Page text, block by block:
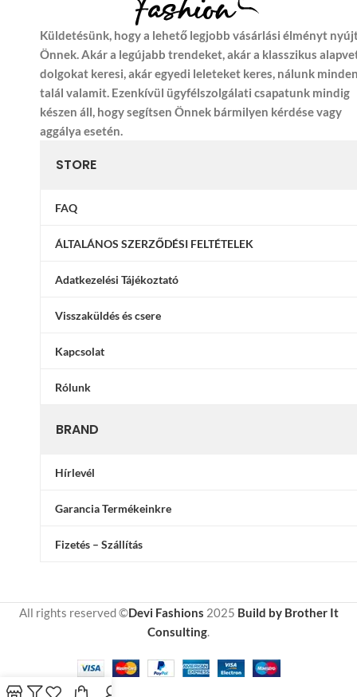
Küldetésünk, hogy a lehető legjobb vásárlási élményt
Önnek. Akár a legújabb trendeket, akár a klasszikus
dolgokat keresi, akár egyedi leleteket keres, nálunk
talál valamit. Ezenkívül ügyfélszolgálati csapatunk mindig
készen áll, hogy segítsen Önnek bármilyen kérdése vagy
aggálya esetén.
STORE
FAQ
ÁLTALÁNOS SZERZŐDÉSI FELTÉTELEK
Adatkezelési Tájékoztató
Visszaküldés és csere
Kapcsolat
Rólunk
BRAND
Hírlevél
Garancia Termékeinkre
Fizetés – Szállítás
All rights reserved ©Devi Fashions 2025 Build by Brother It
Consulting.